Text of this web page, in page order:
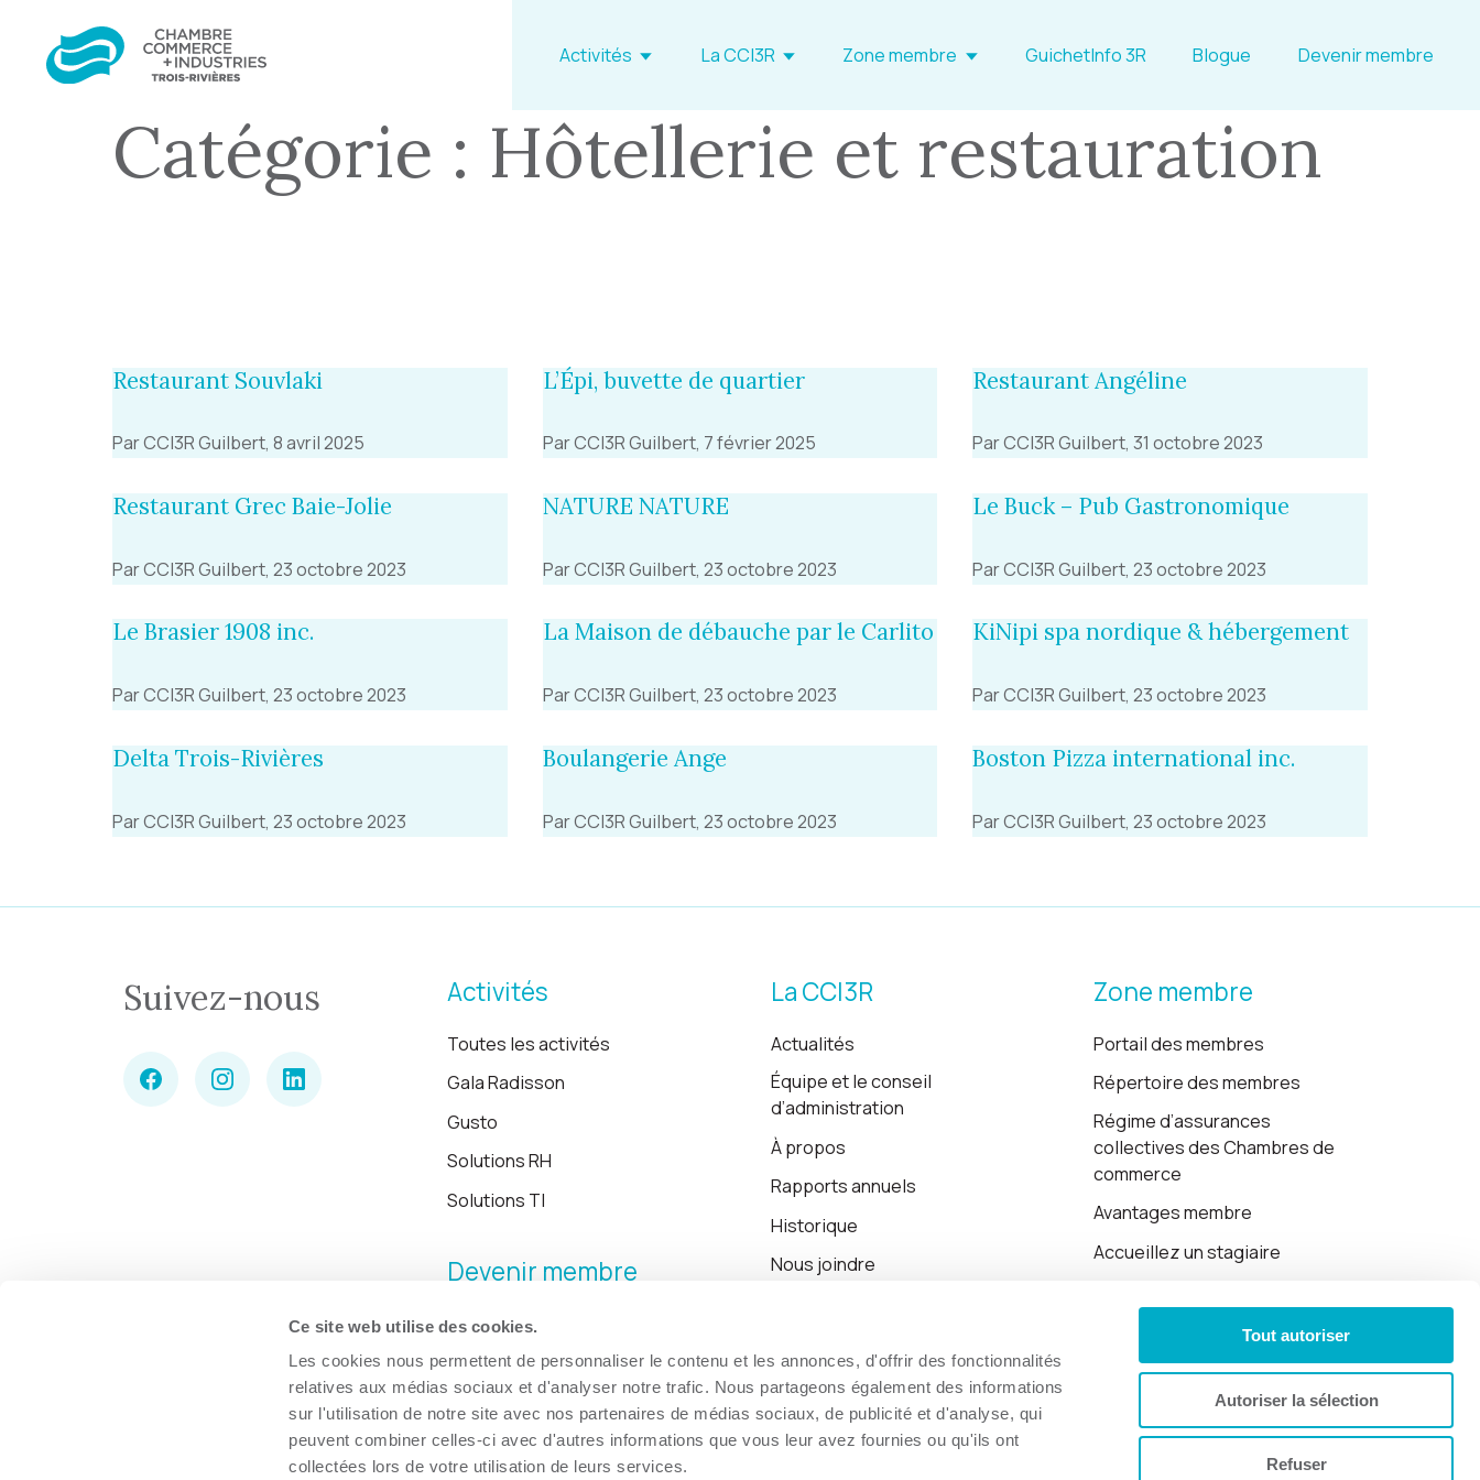
Ce site web utilise des cookies.
Les cookies nous permettent de personnaliser le contenu et les annonces, d'offrir des fonctionnalités
relatives aux médias sociaux et d'analyser notre trafic. Nous partageons également des informations
sur l'utilisation de notre site avec nos partenaires de médias sociaux, de publicité et d'analyse, qui
peuvent combiner celles-ci avec d'autres informations que vous leur avez fournies ou qu'ils ont
collectées lors de votre utilisation de leurs services.
Tout autoriser
Autoriser la sélection
Refuser
Activités La CCI3R Zone membre GuichetInfo 3R Blogue Devenir membre
Catégorie : Hôtellerie et restauration
Restaurant Souvlaki
Par CCI3R Guilbert, 8 avril 2025
L’Épi, buvette de quartier
Par CCI3R Guilbert, 7 février 2025
Restaurant Angéline
Par CCI3R Guilbert, 31 octobre 2023
Restaurant Grec Baie-Jolie
Par CCI3R Guilbert, 23 octobre 2023
NATURE NATURE
Par CCI3R Guilbert, 23 octobre 2023
Le Buck – Pub Gastronomique
Par CCI3R Guilbert, 23 octobre 2023
Le Brasier 1908 inc.
Par CCI3R Guilbert, 23 octobre 2023
La Maison de débauche par le Carlito
Par CCI3R Guilbert, 23 octobre 2023
KiNipi spa nordique & hébergement
Par CCI3R Guilbert, 23 octobre 2023
Delta Trois-Rivières
Par CCI3R Guilbert, 23 octobre 2023
Boulangerie Ange
Par CCI3R Guilbert, 23 octobre 2023
Boston Pizza international inc.
Par CCI3R Guilbert, 23 octobre 2023
Suivez-nous Activités
Toutes les activités
Gala Radisson
Gusto
Solutions RH
Solutions TI
Devenir membre
La CCI3R
Actualités
Équipe et le conseil
d’administration
À propos
Rapports annuels
Historique
Nous joindre
Zone membre
Portail des membres
Répertoire des membres
Régime d’assurances
collectives des Chambres de
commerce
Avantages membre
Accueillez un stagiaire
Politique de confidentialité